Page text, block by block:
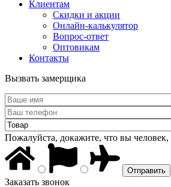
Клиентам
Скидки и акции
Онлайн-калькулятор
Вопрос-ответ
Оптовикам
Контакты
Вызвать замерщика
Пожалуйста, докажите, что вы человек,
Заказать звонок